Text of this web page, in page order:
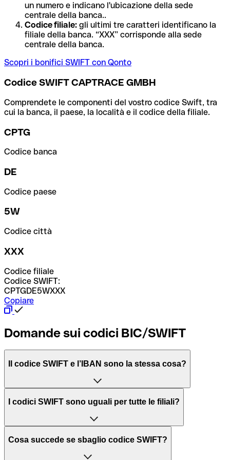
un numero e indicano l'ubicazione della sede
centrale della banca..
Codice filiale: gli ultimi tre caratteri identificano la
filiale della banca. “XXX” corrisponde alla sede
centrale della banca.
Scopri i bonifici SWIFT con Qonto
Codice SWIFT CAPTRACE GMBH
Comprendete le componenti del vostro codice Swift, tra
cui la banca, il paese, la località e il codice della filiale.
CPTG
Codice banca
DE
Codice paese
5W
Codice città
XXX
Codice filiale
Codice SWIFT:
CPTGDE5WXXX
Copiare
Domande sui codici BIC/SWIFT
Il codice SWIFT e l’IBAN sono la stessa cosa?
L'acronimo SWIFT sta per “Society for Worldwide
per l’elaborazione dei pagamenti tra diversi Paesi.
Il BIC, invece, sta per “Bank Identifier Code” ed è una
I codici SWIFT sono uguali per tutte le filiali?
Dipende dalle banche. In alcuni casi le banche utilizzano
Cosa succede se sbaglio codice SWIFT?